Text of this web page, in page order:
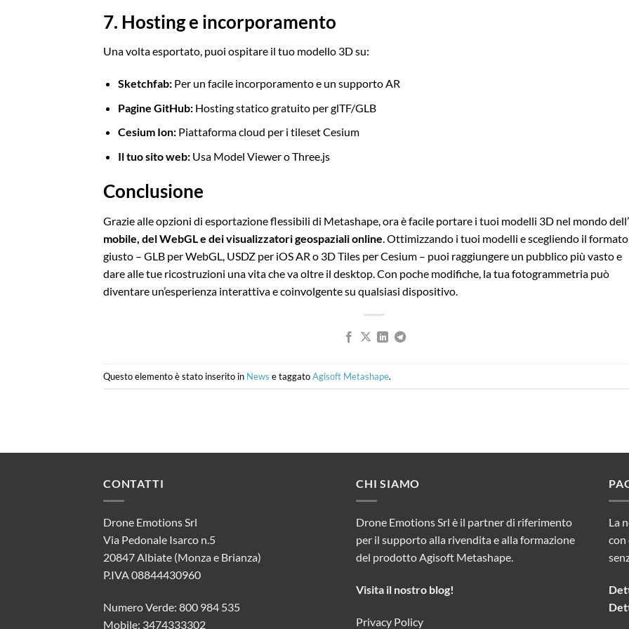
7. Hosting e incorporamento
Una volta esportato, puoi ospitare il tuo modello 3D su:
Sketchfab:Per un facile incorporamento e un supporto AR
Pagine GitHub:Hosting statico gratuito per glTF/GLB
Cesium Ion:Piattaforma cloud per i tileset Cesium
Il tuo sito web:Usa Model Viewer o Three.js
Conclusione
Grazie alle opzioni di esportazione flessibili di Metashape, ora è facile portare i tuoi modelli 3D nel mondo dell’
mobile, del WebGL e dei visualizzatori geospaziali online . Ottimizzando i tuoi modelli e scegliendo il formato
giusto – GLB per WebGL, USDZ per iOS AR o 3D Tiles per Cesium – puoi raggiungere un pubblico più vasto e
dare alle tue ricostruzioni una vita che va oltre il desktop. Con poche modifiche, la tua fotogrammetria può
diventare un’esperienza interattiva e coinvolgente su qualsiasi dispositivo.
Questo elemento è stato inserito in News e taggatoAgisoft Metashape.
CONTATTI
Drone Emotions Srl
Via Pedonale Isarco n.5
20847 Albiate (Monza e Brianza)
P.IVA 08844430960
Numero Verde: 800 984 535
Mobile: 3474333302
CHI SIAMO
Drone Emotions Srl è il partner di riferimento
per il supporto alla rivendita e alla formazione
del prodotto Agisoft Metashape.
Visita il nostro blog!
Privacy Policy
La
con